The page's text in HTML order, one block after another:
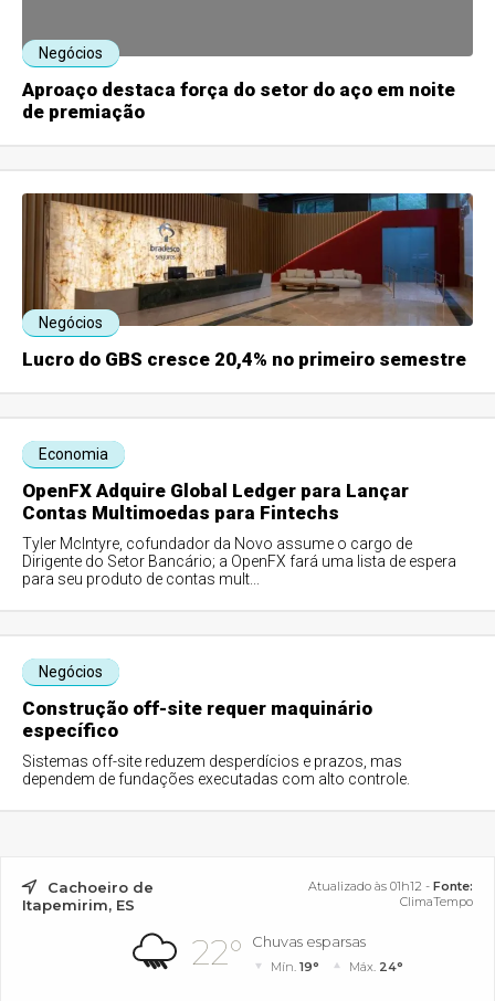
Negócios
Aproaço destaca força do setor do aço em noite
de premiação
Negócios
Lucro do GBS cresce 20,4% no primeiro semestre
Economia
OpenFX Adquire Global Ledger para Lançar
Contas Multimoedas para Fintechs
Tyler McIntyre, cofundador da Novo assume o cargo de
Dirigente do Setor Bancário; a OpenFX fará uma lista de espera
para seu produto de contas mult...
Negócios
Construção off-site requer maquinário
específico
Sistemas off-site reduzem desperdícios e prazos, mas
dependem de fundações executadas com alto controle.
Cachoeiro de
Itapemirim, ES
Atualizado às 01h12 - Fonte:
ClimaTempo
22° Chuvas esparsas
Mín.19° Máx. 24°